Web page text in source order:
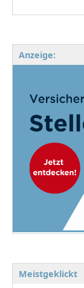
Anzeige:
Meistgeklickt